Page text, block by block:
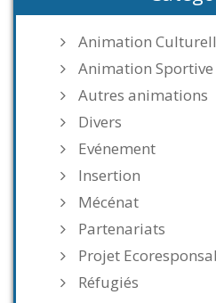
Animation
Animation Sportive
Autres animations
Divers
Evénement
Insertion
Mécénat
Partenariats
Projet
Réfugiés